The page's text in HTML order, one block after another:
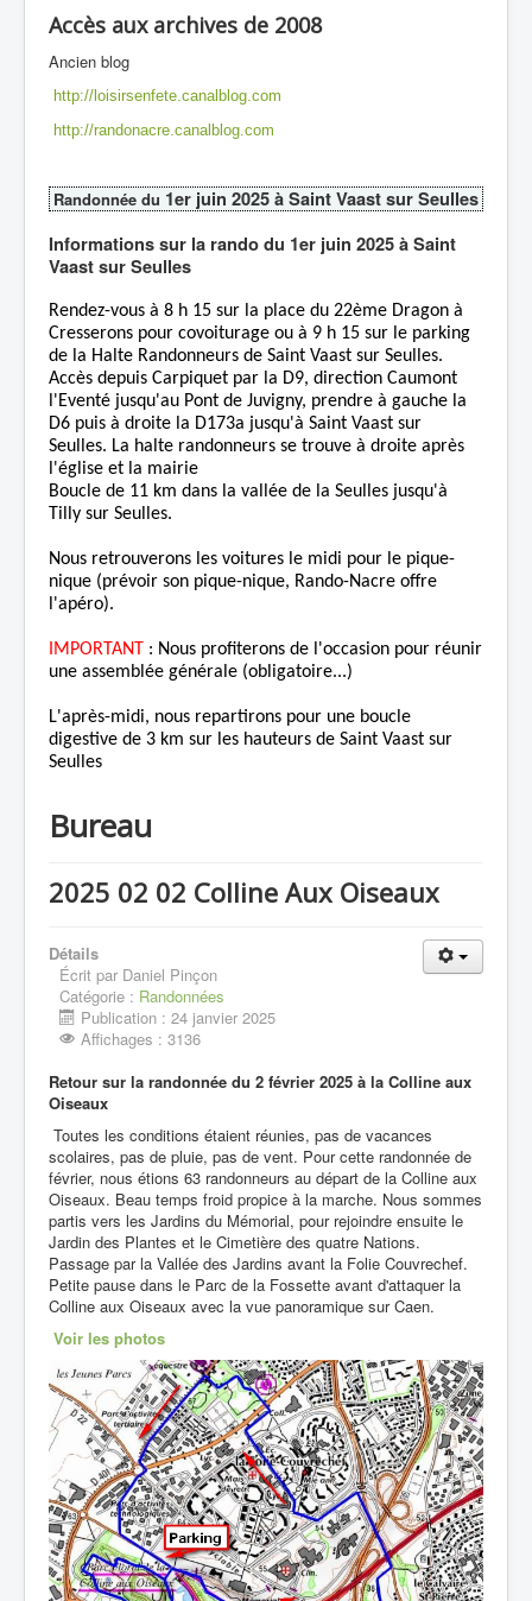
Accès aux archives de 2008
Ancien blog
http://loisirsenfete.canalblog.com
http://randonacre.canalblog.com
Randonnée du 1er juin 2025 à Saint Vaast sur Seulles
Informations sur la rando du 1er juin 2025 à Saint
Vaast sur Seulles
Rendez-vous à 8 h 15 sur la place du 22ème Dragon à
Cresserons pour covoiturage ou à 9 h 15 sur le parking
de la Halte Randonneurs de Saint Vaast sur Seulles.
Accès depuis Carpiquet par la D9, direction Caumont
l'Eventé jusqu'au Pont de Juvigny, prendre à gauche la
D6 puis à droite la D173a jusqu'à Saint Vaast sur
Seulles. La halte randonneurs se trouve à droite après
l'église et la mairie
Boucle de 11 km dans la vallée de la Seulles jusqu'à
Tilly sur Seulles.
Nous retrouverons les voitures le midi pour le pique-
nique (prévoir son pique-nique, Rando-Nacre offre
l'apéro).
IMPORTANT : Nous profiterons de l'occasion pour réunir
une assemblée générale (obligatoire...)
L'après-midi, nous repartirons pour une boucle
digestive de 3 km sur les hauteurs de Saint Vaast sur
Seulles
Bureau
2025 02 02 Colline Aux Oiseaux
Détails
Écrit par Daniel Pinçon
Catégorie : Randonnées
Publication : 24 janvier 2025
Affichages : 3136
Retour sur la randonnée du 2 février 2025 à la Colline aux
Oiseaux
Toutes les conditions étaient réunies, pas de vacances
scolaires, pas de pluie, pas de vent. Pour cette randonnée de
février, nous étions 63 randonneurs au départ de la Colline aux
Oiseaux. Beau temps froid propice à la marche. Nous sommes
partis vers les Jardins du Mémorial, pour rejoindre ensuite le
Jardin des Plantes et le Cimetière des quatre Nations.
Passage par la Vallée des Jardins avant la Folie Couvrechef.
Petite pause dans le Parc de la Fossette avant d'attaquer la
Colline aux Oiseaux avec la vue panoramique sur Caen.
Voir les photos